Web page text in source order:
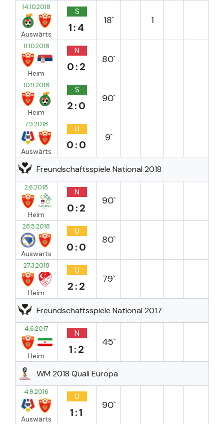
14.10.2018
Auswärts
S
1:4
18` 1
11.10.2018
Heim
N
0:2
80`
10.9.2018
Heim
S
2:0
90`
7.9.2018
Auswärts
U
0:0
9`
Freundschaftsspiele National 2018
2.6.2018
Heim
N
0:2
90`
28.5.2018
Auswärts
U
0:0
80`
27.3.2018
Heim
U
2:2
79`
Freundschaftsspiele National 2017
4.6.2017
Heim
N
1:2
45`
WM 2018 Quali Europa
4.9.2016
Auswärts
U
1:1
90`